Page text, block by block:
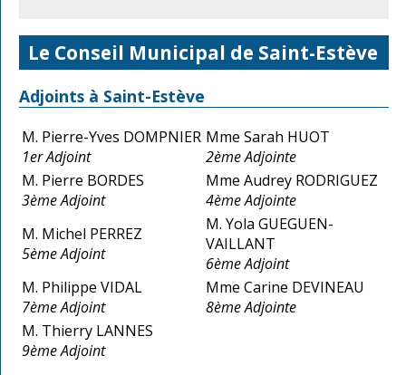
Le Conseil Municipal de Saint-Estève
Adjoints à Saint-Estève
M. Pierre-Yves DOMPNIER
1er Adjoint
Mme Sarah HUOT
2ème Adjointe
M. Pierre BORDES
3ème Adjoint
Mme Audrey RODRIGUEZ
4ème Adjointe
M. Michel PERREZ
5ème Adjoint
M. Yola GUEGUEN-
VAILLANT
6ème Adjoint
M. Philippe VIDAL
7ème Adjoint
Mme Carine DEVINEAU
8ème Adjointe
M. Thierry LANNES
9ème Adjoint